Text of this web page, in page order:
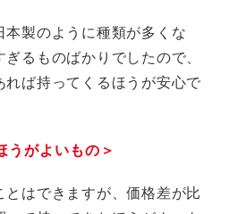
製のように種類が多くな
るものばかりでしたので、
ば持ってくるほうが安心で
うがよいもの＞
はできますが、価格差が比